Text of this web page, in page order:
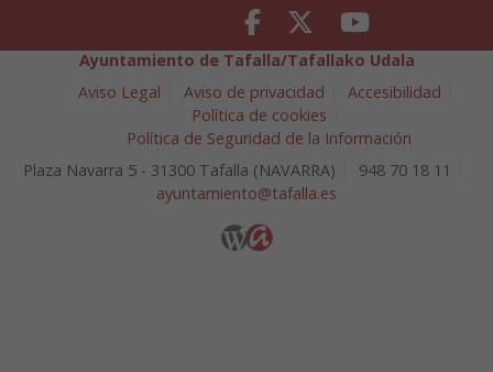
Facebook Twitter Youtube
Ayuntamiento de Tafalla/Tafallako Udala
Aviso Legal
Aviso de privacidad
Accesibilidad
Política de cookies
Política de Seguridad de la Información
Plaza Navarra 5 - 31300 Tafalla (NAVARRA)
948 70 18 11
ayuntamiento@tafalla.es